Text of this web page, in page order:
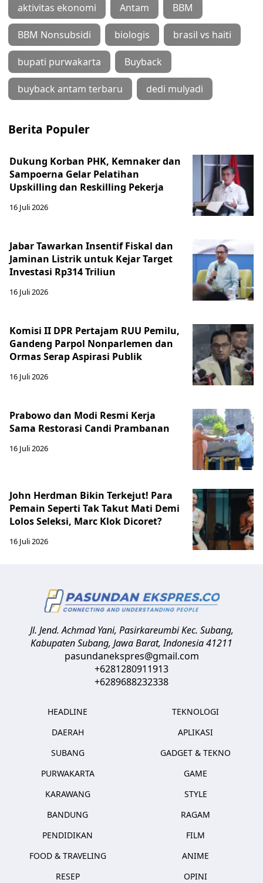
aktivitas ekonomi Antam BBM
BBM Nonsubsidi biologis brasil vs haiti
bupati purwakarta Buyback
buyback antam terbaru dedi mulyadi
Berita Populer
Dukung Korban PHK, Kemnaker dan
Sampoerna Gelar Pelatihan
Upskilling dan Reskilling Pekerja
16 Juli 2026
Jabar Tawarkan Insentif Fiskal dan
Jaminan Listrik untuk Kejar Target
Investasi Rp314 Triliun
16 Juli 2026
Komisi II DPR Pertajam RUU Pemilu,
Gandeng Parpol Nonparlemen dan
Ormas Serap Aspirasi Publik
16 Juli 2026
Prabowo dan Modi Resmi Kerja
Sama Restorasi Candi Prambanan
16 Juli 2026
John Herdman Bikin Terkejut! Para
Pemain Seperti Tak Takut Mati Demi
Lolos Seleksi, Marc Klok Dicoret?
16 Juli 2026
Jl. Jend. Achmad Yani, Pasirkareumbi Kec. Subang,
Kabupaten Subang, Jawa Barat,Indonesia41211
pasundanekspres@gmail.com
+6281280911913
+6289688232338
HEADLINE
DAERAH
SUBANG
PURWAKARTA
KARAWANG
BANDUNG
PENDIDIKAN
FOOD & TRAVELING
RESEP
TEKNOLOGI
APLIKASI
GADGET & TEKNO
GAME
STYLE
RAGAM
FILM
ANIME
OPINI